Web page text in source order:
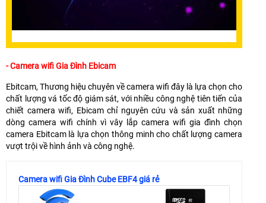
- Camera wifi Gia Đình Ebicam
Ebitcam, Thương hiệu chuyên về camera wifi đây là lựa chọn cho
chất lượng vá tốc độ giám sát, với nhiều công nghệ tiên tiến của
chiết camera wifi, Ebicam chỉ nguyên cứu và sản xuất những
dòng camera wifi chính vì vây lắp camera wifi gia đình chọn
camera Ebitcam là lựa chọn thông minh cho chất lượng camera
vượt trội về hình ảnh và công nghệ.
Camera wifi Gia Đình Cube EBF4 giá rẻ